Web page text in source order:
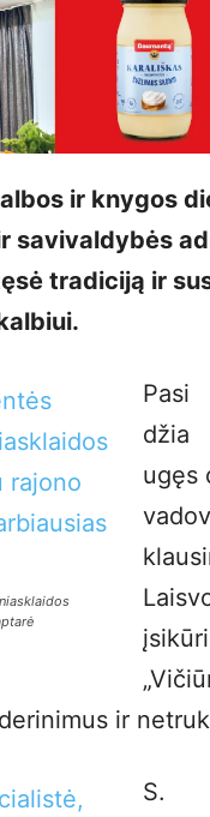
ir knygos
savi­valdybės
tradiciją ir
Pasi
džia
ugęs
ir
S.